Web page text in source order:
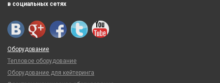
в социальных сетях
Оборудование
Тепловое оборудование
Оборудование для кейтеринга